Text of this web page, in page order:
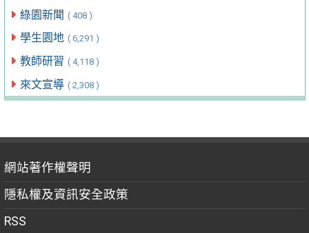
綠園新聞 ( 408 )
學生園地 ( 6,291 )
教師研習 ( 4,118 )
來文宣導 ( 2,308 )
網站著作權聲明
隱私權及資訊安全政策
RSS